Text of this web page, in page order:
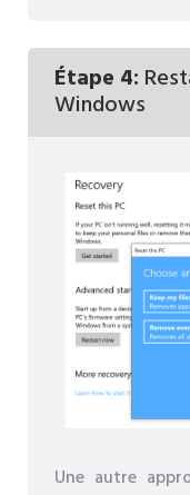
Étape 4:
Windows
Une autre